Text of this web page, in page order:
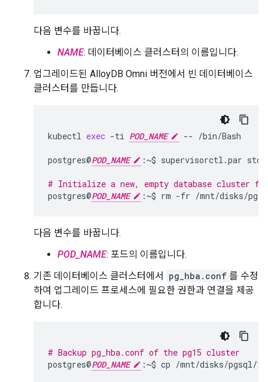
다음 변수를 바꿉니다.
NAME: 데이터베이스 클러스터의 이름입니다.
업그레이드된 AlloyDB Omni 버전에서 빈 데이터베이스
클러스터를 만듭니다.
kubectl exec -ti POD_NAME -- /bin/Bash
postgres@POD_NAME :~$ supervisorctl.par stop
# Initialize a new, empty database cluster
postgres@POD_NAME :~$ rm -fr /mnt/disks/
다음 변수를 바꿉니다.
POD_NAME: 포드의 이름입니다.
기존 데이터베이스 클러스터에서
pg_hba.conf 를 수정
하여 업그레이드 프로세스에 필요한 권한과 연결을 제공
합니다.
# Backup pg_hba.conf of the pg15 cluster
postgres@POD_NAME :~$ cp /mnt/disks/pgsql/